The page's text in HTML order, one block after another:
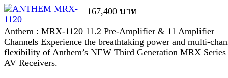
167,400 บาท
Anthem : MRX-1120 11.2 Pre-Amplifier & 11 Amplifier
Channels Experience the breathtaking power and multi-
flexibility of Anthem’s NEW Third Generation MRX
AV Receivers.